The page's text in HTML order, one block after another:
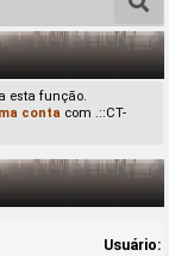
esta função.
conta com .::CT-
Usuário: